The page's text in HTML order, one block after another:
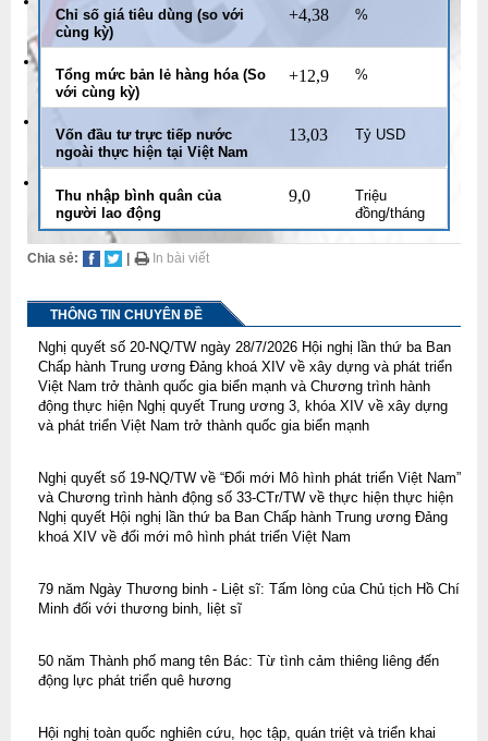
Chỉ số giá tiêu dùng (so với
cùng kỳ)
+4,38 %
Tổng mức bản lẻ hàng hóa (So
với cùng kỳ)
+12,9 %
Vốn đầu tư trực tiếp nước
ngoài thực hiện tại Việt Nam
13,03 Tỷ USD
Thu nhập bình quân của
người lao động
9,0
Triệu
đồng/tháng
Chia sẻ: | In bài viết
THÔNG TIN CHUYÊN ĐỀ
Nghị quyết số 20-NQ/TW ngày 28/7/2026 Hội nghị lần thứ ba Ban
Chấp hành Trung ương Đảng khoá XIV về xây dựng và phát triển
Việt Nam trở thành quốc gia biển mạnh và Chương trình hành
động thực hiện Nghị quyết Trung ương 3, khóa XIV về xây dựng
và phát triển Việt Nam trở thành quốc gia biển mạnh
Nghị quyết số 19-NQ/TW về “Đổi mới Mô hình phát triển Việt Nam”
và Chương trình hành động số 33-CTr/TW về thực hiện thực hiện
Nghị quyết Hội nghị lần thứ ba Ban Chấp hành Trung ương Đảng
khoá XIV về đổi mới mô hình phát triển Việt Nam
79 năm Ngày Thương binh - Liệt sĩ: Tấm lòng của Chủ tịch Hồ Chí
Minh đối với thương binh, liệt sĩ
50 năm Thành phố mang tên Bác: Từ tình cảm thiêng liêng đến
động lực phát triển quê hương
Hội nghị toàn quốc nghiên cứu, học tập, quán triệt và triển khai